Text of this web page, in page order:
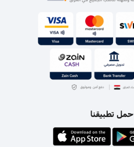
حمل تطبيقنا